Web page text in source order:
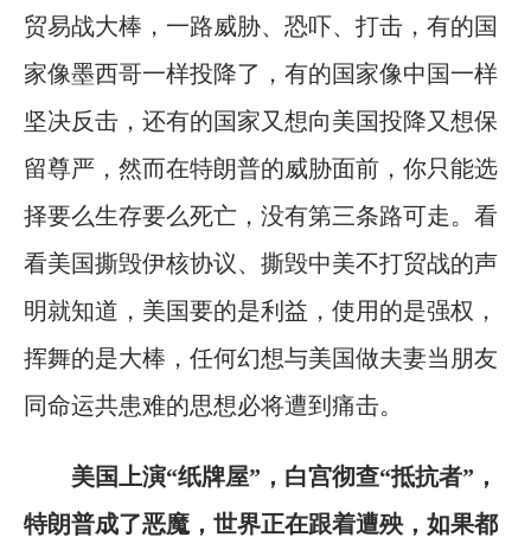
贸易战大棒，一路威胁、恐吓、打击，有的国
家像墨西哥一样投降了，有的国家像中国一样
坚决反击，还有的国家又想向美国投降又想保
留尊严，然而在特朗普的威胁面前，你只能选
择要么生存要么死亡，没有第三条路可走。看
看美国撕毁伊核协议、撕毁中美不打贸战的声
明就知道，美国要的是利益，使用的是强权，
挥舞的是大棒，任何幻想与美国做夫妻当朋友
同命运共患难的思想必将遭到痛击。
美国上演“纸牌屋”，白宫彻查“抵抗者”，
特朗普成了恶魔，世界正在跟着遭殃，如果都